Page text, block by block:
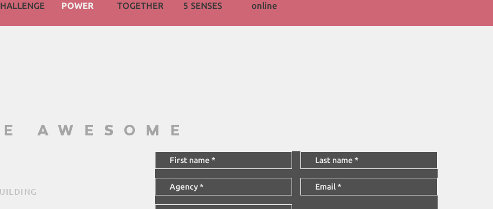
POWER TOGETHER 5 SENSES online
AWESOME